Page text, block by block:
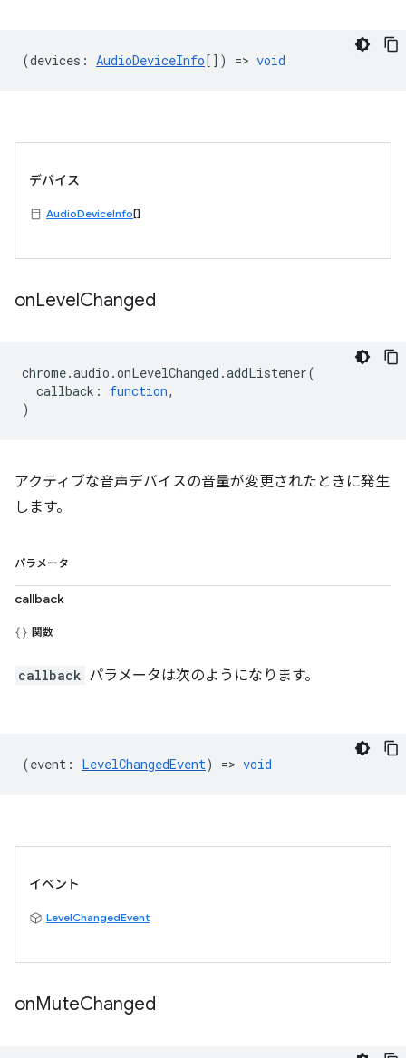
(devices : AudioDeviceInfo[]) => void
デバイス
AudioDeviceInfo[]
onLevelChanged
chrome.audio .onLevelChanged .addListener(
callback : function,
)
アクティブな音声デバイスの音量が変更されたときに発生
します。
パラメータ
callback
関数
callback パラメータは次のようになります。
(event : LevelChangedEvent) => void
イベント
LevelChangedEvent
onMuteChanged